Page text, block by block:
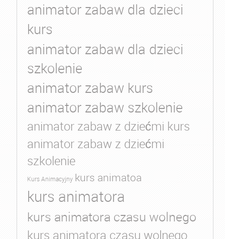
animator zabaw dla dzieci
kurs
animator zabaw dla dzieci
szkolenie
animator zabaw kurs
animator zabaw szkolenie
animator zabaw z dziećmi kurs
animator zabaw z dziećmi
szkolenie
Kurs Animacyjny kurs animatoa
kurs animatora
kurs animatora czasu wolnego
kurs animatora czasu wolnego